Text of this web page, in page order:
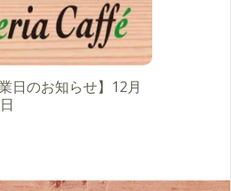
日のお知らせ】12月